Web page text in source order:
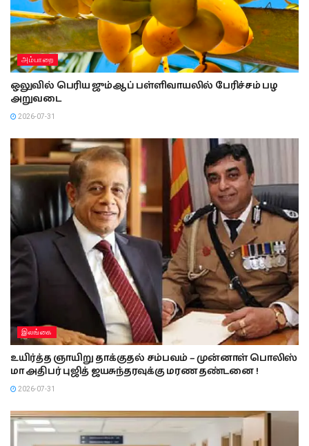
அம்பாறை
ஒலுவில் பெரிய ஜும்ஆப் பள்ளிவாயலில் பேரிச்சம் பழ
அறுவடை
2026-07-31
இலங்கை
உயிர்த்த ஞாயிறு தாக்குதல் சம்பவம் – முன்னாள் பொலிஸ்
மா அதிபர் புஜித் ஜயசுந்தரவுக்கு மரண தண்டனை !
2026-07-31